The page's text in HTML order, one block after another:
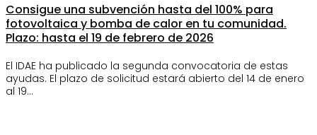
Consigue una subvención hasta del 100% para
fotovoltaica y bomba de calor en tu comunidad.
Plazo: hasta el 19 de febrero de 2026
El IDAE ha publicado la segunda convocatoria de estas
ayudas. El plazo de solicitud estará abierto del 14 de enero
al 19…